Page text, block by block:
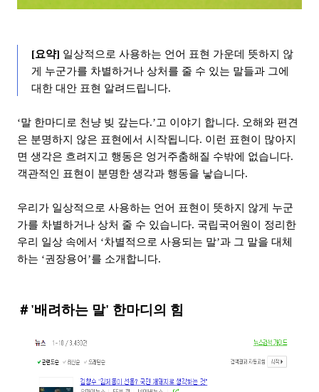
[요약] 일상적으로 사용하는 언어 표현 가운데 뜻하지 않
게 누군가를 차별하거나 상처를 줄 수 있는 말들과 그에
대한 대안 표현 알려드립니다.
‘말 한마디로 천냥 빚 갚는다.’고 이야기 합니다. 오해와 편견
은 분명하지 않은 표현에서 시작됩니다. 이런 표현이 많아지
면 생각은 흐려지고 행동은 엉거주춤해질 수밖에 없습니다.
객관적인 표현이 분명한 생각과 행동을 낳습니다.
우리가 일상적으로 사용하는 언어 표현이 뜻하지 않게 누군
가를 차별하거나 상처 줄 수 있습니다. 국립국어원이 정리한
우리 일상 속에서 ‘차별적으로 사용되는 말’과 그 말을 대체
하는 ‘권장용어’를 소개합니다.
＃'배려하는 말' 한마디의 힘